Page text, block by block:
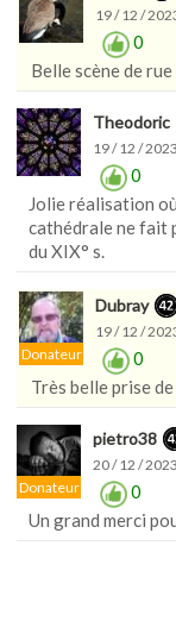
19 / 12 /
0
Belle scène de rue
Theodoric
19 / 12 /
0
Jolie réalisation
cathédrale ne fait
du XIX° s.
Donateur
Dubray
19 / 12 /
0
Très belle prise
Donateur
pietro38
20 / 12 /
0
Un grand merci